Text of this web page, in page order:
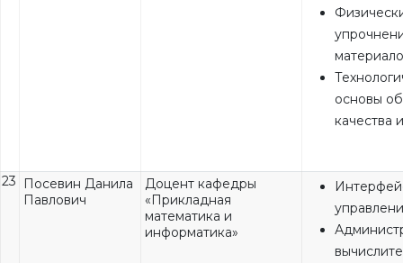
основы
качества
23
Посевин Данила
Павлович
Доцент кафедры
«Прикладная
математика и
информатика»